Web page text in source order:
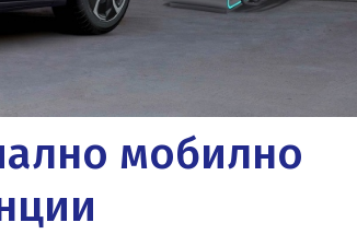
мобилно